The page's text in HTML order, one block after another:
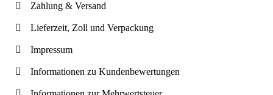
Zahlung & Versand
Lieferzeit, Zoll und Verpackung
Impressum
Informationen zu Kundenbewertungen